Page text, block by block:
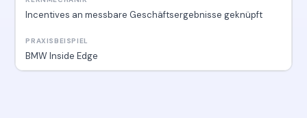
Incentives an messbare Geschäftsergebnisse geknüpft
BMW Inside Edge